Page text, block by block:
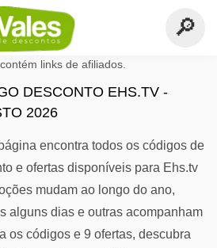
links de afiliados.
DESCONTO EHS.TV -
2026
encontra todos os códigos de
e ofertas disponíveis para Ehs.tv
mudam ao longo do ano,
alguns dias e outras acompanham
os códigos e 9 ofertas, descubra